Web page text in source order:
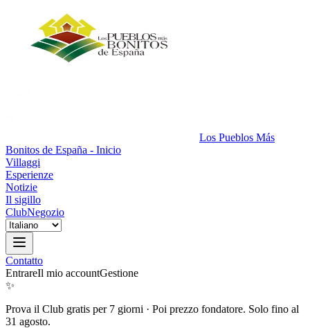
Los Pueblos Más
Bonitos de España - Inicio
Villaggi
Esperienze
Notizie
Il sigillo
ClubNegozio
Contatto
EntrareIl mio accountGestione
✨
Prova il Club gratis per 7 giorni · Poi prezzo fondatore. Solo fino al
31 agosto.